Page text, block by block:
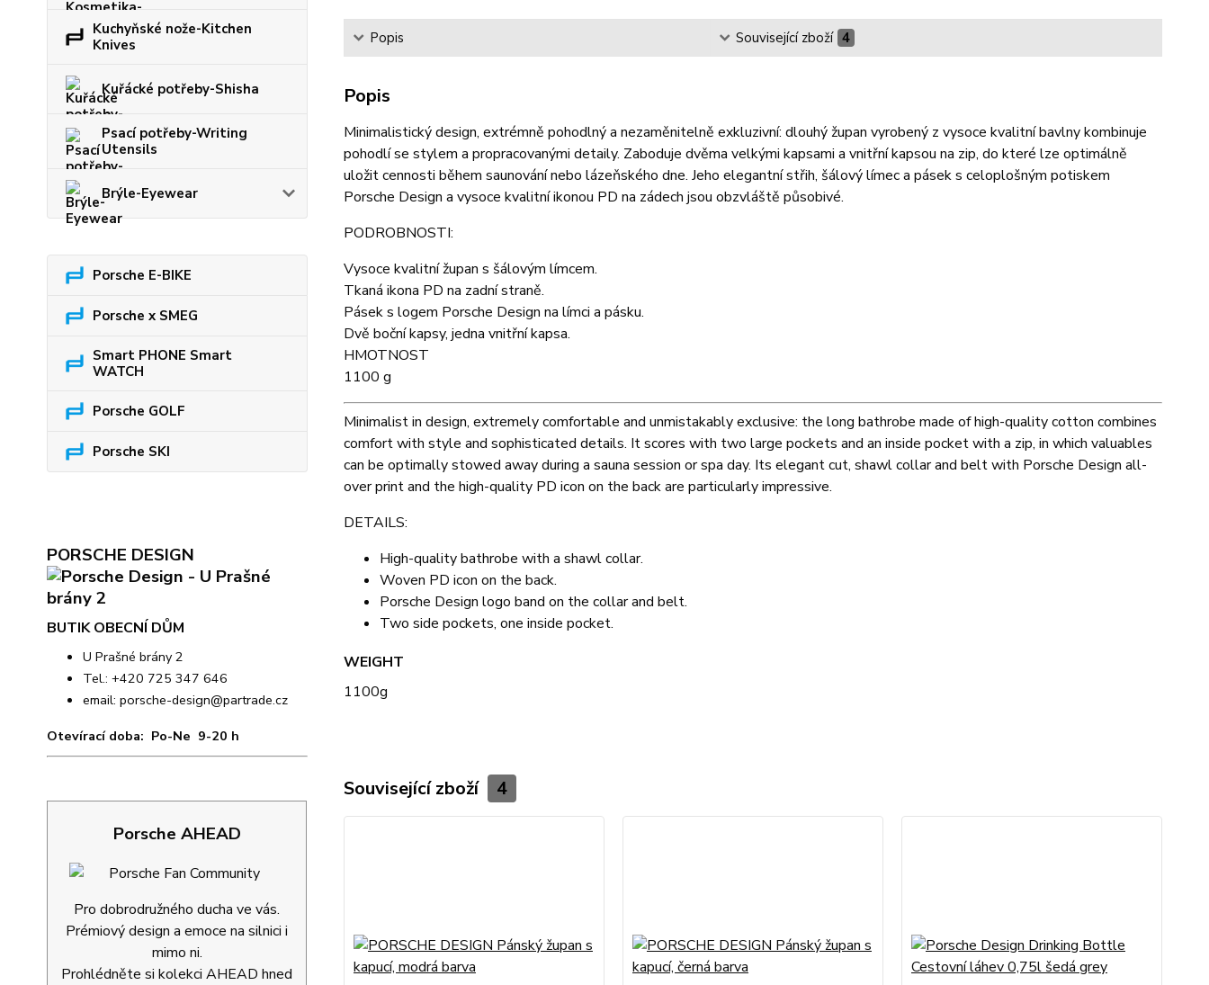
Kuchyňské nože-Kitchen
Knives
Kuřácké potřeby-Shisha
Psací potřeby-Writing
Utensils
Brýle-Eyewear
Porsche E-BIKE
Porsche x SMEG
Smart PHONE Smart
WATCH
Porsche GOLF
Porsche SKI
PORSCHE DESIGN
BUTIK OBECNÍ DŮM
U Prašné brány 2
Tel.: +420 725 347 646
email: porsche-design@partrade.cz
Otevírací doba: Po-Ne 9-20 h
Porsche AHEAD
Pro dobrodružného ducha ve vás.
Prémiový design a emoce na silnici i
mimo ni.
Prohlédněte si kolekci AHEAD hned
Popis Související zboží 4
Popis
Minimalistický design, extrémně pohodlný a nezaměnitelně exkluzivní: dlouhý župan vyrobený z vysoce kvalitní bavlny kombinuje
pohodlí se stylem a propracovanými detaily. Zaboduje dvěma velkými kapsami a vnitřní kapsou na zip, do které lze optimálně
uložit cennosti během saunování nebo lázeňského dne. Jeho elegantní střih, šálový límec a pásek s celoplošným potiskem
Porsche Design a vysoce kvalitní ikonou PD na zádech jsou obzvláště působivé.
PODROBNOSTI:
Vysoce kvalitní župan s šálovým límcem.
Tkaná ikona PD na zadní straně.
Pásek s logem Porsche Design na límci a pásku.
Dvě boční kapsy, jedna vnitřní kapsa.
HMOTNOST
1100 g
Minimalist in design, extremely comfortable and unmistakably exclusive: the long bathrobe made of high-quality cotton combines
comfort with style and sophisticated details. It scores with two large pockets and an inside pocket with a zip, in which valuables
can be optimally stowed away during a sauna session or spa day. Its elegant cut, shawl collar and belt with Porsche Design all-
over print and the high-quality PD icon on the back are particularly impressive.
DETAILS:
High-quality bathrobe with a shawl collar.
Woven PD icon on the back.
Porsche Design logo band on the collar and belt.
Two side pockets, one inside pocket.
WEIGHT
1100g
Související zboží 4